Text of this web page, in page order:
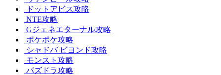
ドットアビス攻略
NTE攻略
Gジェネエターナル攻略
ポケポケ攻略
シャドバ ビヨンド攻略
モンスト攻略
パズドラ攻略